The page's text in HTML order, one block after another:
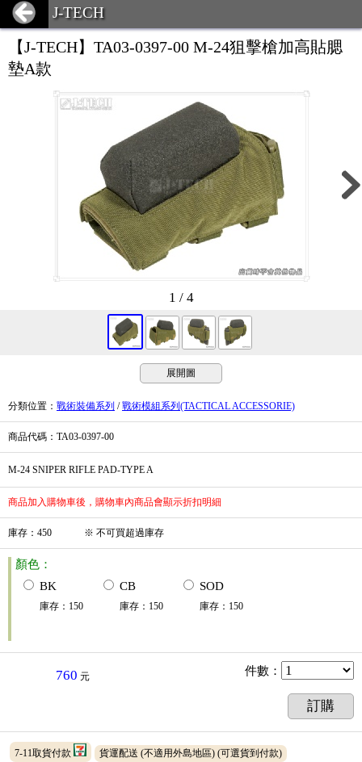
J-TECH
【J-TECH】TA03-0397-00 M-24狙擊槍加高貼腮
墊A款
1 / 4
展開圖
分類位置 ： 戰術裝備系列 /戰術模組系列(TACTICAL ACCESSORIE)
商品代碼 ：TA03-0397-00
M-24 SNIPER RIFLE PAD-TYPE A
商品加入購物車後，購物車內商品會顯示折扣明細
庫存 ： 450 ※ 不可買超過庫存
顏色：
BK
庫存 ： 150
CB
庫存 ： 150
SOD
庫存 ： 150
760 元 件數 ：
訂購
7-11取貨付款 貨運配送 (不適用外島地區) (可選貨到付款)